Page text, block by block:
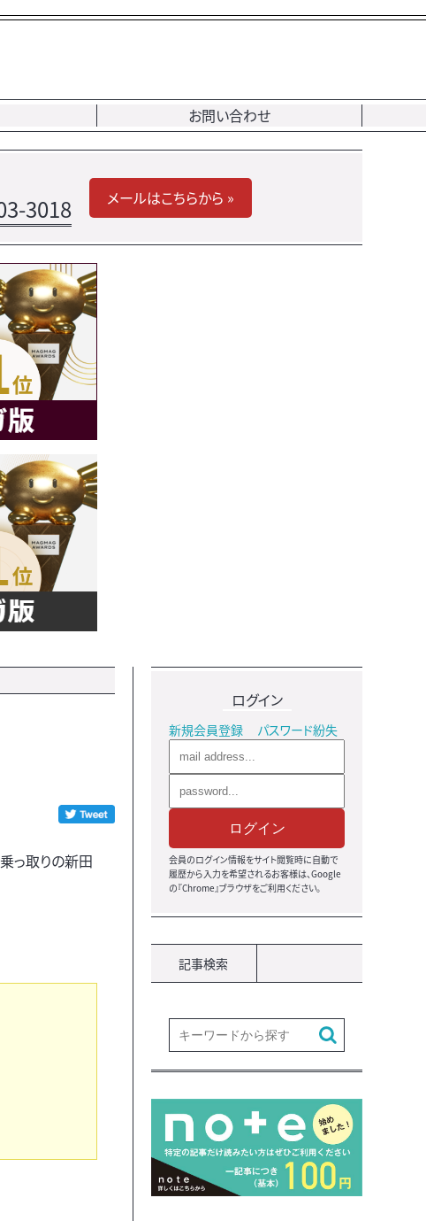
お問い合わせ
3018 メールはこちらから »
っ取りの新田
ログイン
新規会員登録 パスワード紛失
ログイン
会員のログイン情報をサイト閲覧時に自動で
履歴から入力を希望されるお客様は、Google
の『Chrome』ブラウザをご利用ください。
記事検索